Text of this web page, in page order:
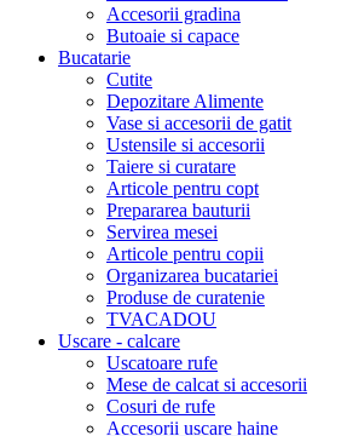
Accesorii gradina
Butoaie si capace
Bucatarie
Cutite
Depozitare Alimente
Vase si accesorii de gatit
Ustensile si accesorii
Taiere si curatare
Articole pentru copt
Prepararea bauturii
Servirea mesei
Articole pentru copii
Organizarea bucatariei
Produse de curatenie
TVACADOU
Uscare - calcare
Uscatoare rufe
Mese de calcat si accesorii
Cosuri de rufe
Accesorii uscare haine